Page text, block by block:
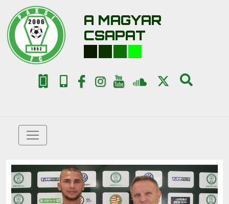
A MAGYAR
CSAPAT